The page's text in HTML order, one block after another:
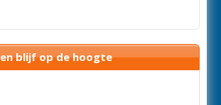
en blijf op de hoogte